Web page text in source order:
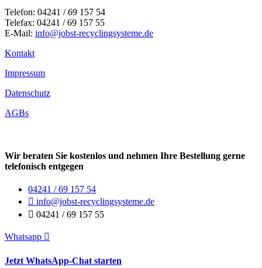
Telefon: 04241 / 69 157 54
Telefax: 04241 / 69 157 55
E-Mail: info@jobst-recyclingsysteme.de
Kontakt
Impressum
Datenschutz
AGBs
Wir beraten Sie kostenlos und nehmen Ihre Bestellung gerne
telefonisch entgegen
04241 / 69 157 54
info@jobst-recyclingsysteme.de
04241 / 69 157 55
Whatsapp
Jetzt WhatsApp-Chat starten